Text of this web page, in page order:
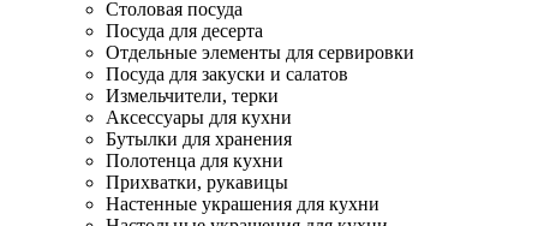
Столовая посуда
Посуда для десерта
Отдельные элементы для сервировки
Посуда для закуски и салатов
Измельчители, терки
Аксессуары для кухни
Бутылки для хранения
Полотенца для кухни
Прихватки, рукавицы
Настенные украшения для кухни